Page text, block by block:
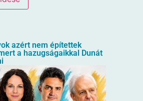
azért nem építettek
a hazugságaikkal Dunát